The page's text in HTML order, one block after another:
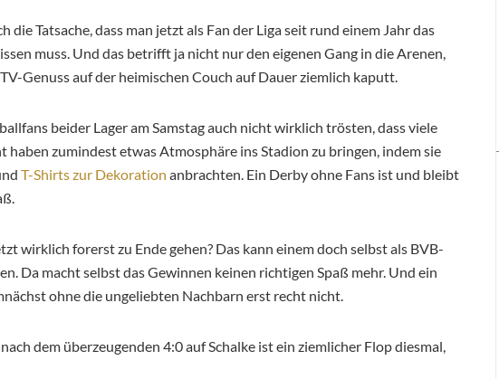
die Tatsache, dass man jetzt als Fan der Liga seit rund einem Jahr das
muss. Und das betrifft ja nicht nur den eigenen Gang in die Arenen,
Genuss auf der heimischen Couch auf Dauer ziemlich kaputt.
beider Lager am Samstag auch nicht wirklich trösten, dass viele
haben zumindest etwas Atmosphäre ins Stadion zu bringen, indem sie
T-Shirts zur Dekoration anbrachten. Ein Derby ohne Fans ist und bleibt
wirklich forerst zu Ende gehen? Das kann einem doch selbst als BVB-
Da macht selbst das Gewinnen keinen richtigen Spaß mehr. Und ein
ohne die ungeliebten Nachbarn erst recht nicht.
dem überzeugenden 4:0 auf Schalke ist ein ziemlicher Flop diesmal,